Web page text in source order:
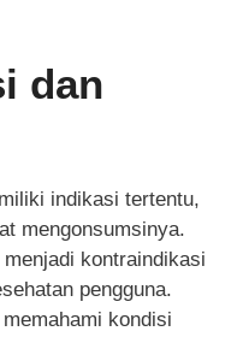
dan
indikasi tertentu,
mengonsumsinya.
kontraindikasi
pengguna.
kondisi